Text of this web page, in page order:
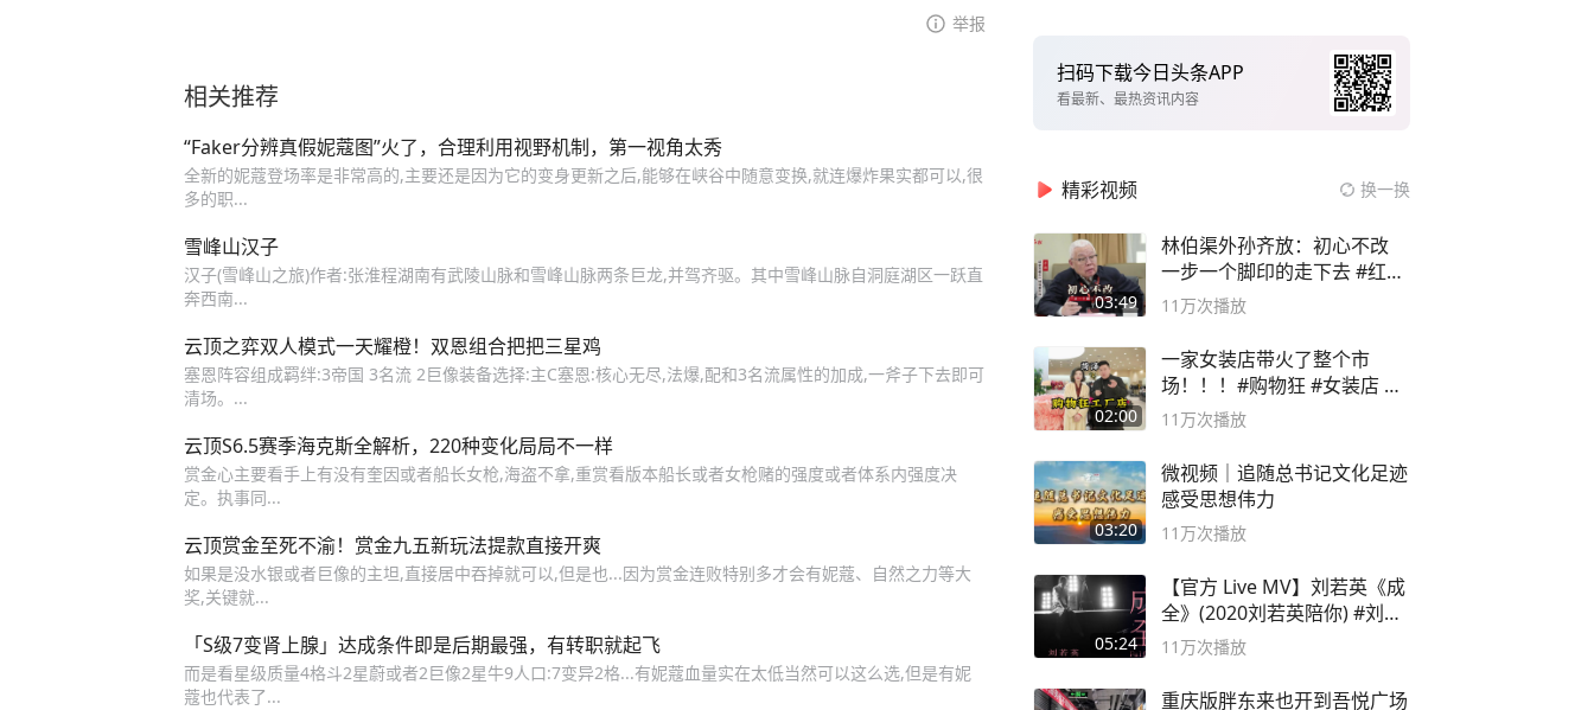
举报
相关推荐
“Faker分辨真假妮蔻图”火了，合理利用视野机制，第一视角太秀
全新的妮蔻登场率是非常高的,主要还是因为它的变身更新之后,能够在峡谷中随意变换,就连爆炸果实都可以,很
多的职...
雪峰山汉子
汉子(雪峰山之旅)作者:张淮程湖南有武陵山脉和雪峰山脉两条巨龙,并驾齐驱。其中雪峰山脉自洞庭湖区一跃直
奔西南...
云顶之弈双人模式一天耀橙！双恩组合把把三星鸡
塞恩阵容组成羁绊:3帝国 3名流 2巨像装备选择:主C塞恩:核心无尽,法爆,配和3名流属性的加成,一斧子下去即可
清场。...
云顶S6.5赛季海克斯全解析，220种变化局局不一样
赏金心主要看手上有没有奎因或者船长女枪,海盗不拿,重赏看版本船长或者女枪赌的强度或者体系内强度决
定。执事同...
云顶赏金至死不渝！赏金九五新玩法提款直接开爽
如果是没水银或者巨像的主坦,直接居中吞掉就可以,但是也...因为赏金连败特别多才会有妮蔻、自然之力等大
奖,关键就...
「S级7变肾上腺」达成条件即是后期最强，有转职就起飞
而是看星级质量4格斗2星蔚或者2巨像2星牛9人口:7变异2格...有妮蔻血量实在太低当然可以这么选,但是有妮
蔻也代表了...
扫码下载今日头条APP
看最新、最热资讯内容
精彩视频 换一换
03:49
林伯渠外孙齐放：初心不改
一步一个脚印的走下去 #红船
论坛
11万次播放
02:00
一家女装店带火了整个市
场！！！#购物狂 #女装店 #
高品质女装
11万次播放
03:20
微视频｜追随总书记文化足迹
感受思想伟力
11万次播放
05:24
【官方 Live MV】刘若英《成
全》(2020刘若英陪你) #刘若
英 #成全
11万次播放
重庆版胖东来也开到吾悦广场